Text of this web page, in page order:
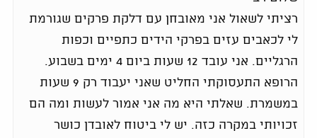
רציתי לשאול אני מאובחן עם דלקת פרקים שגורמת
לי לכאבים עזים בפרקי הידים כתפיים וכפות
הרגליים. אני עובד 12 שעות ביום 4 ימים בשבוע.
הרופא התעסוקתי החליט שאני יעבוד רק 9 שעות
במשמרת. שאלתי היא מה אני אמור לעשות ומה הם
זכויותי במקרה כזה. יש לי ביטוח לאובדן כושר